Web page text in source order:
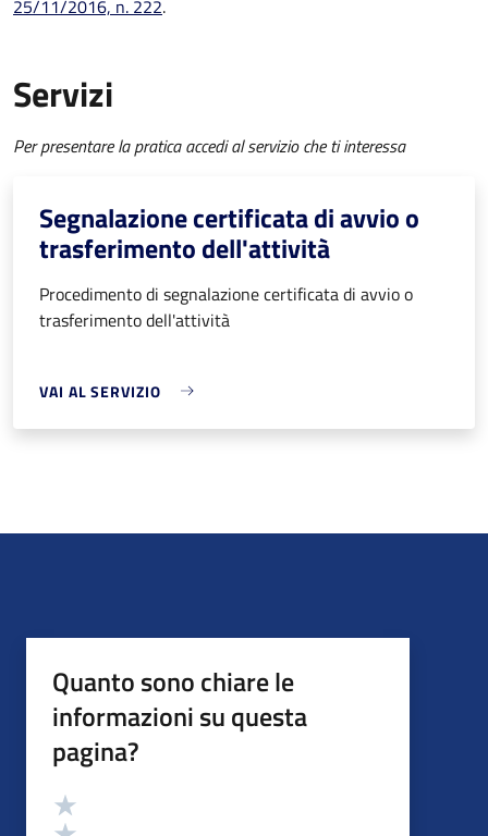
25/11/2016, n. 222.
Servizi
Per presentare la pratica accedi al servizio che ti interessa
Segnalazione certificata di avvio o
trasferimento dell'attività
Procedimento di segnalazione certificata di avvio o
trasferimento dell'attività
VAI AL SERVIZIO
Quanto sono chiare le
informazioni su questa
pagina?
Valutazione